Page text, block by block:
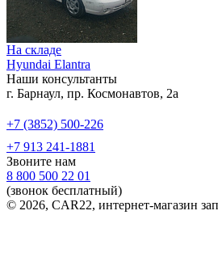
На складе
Hyundai Elantra
Наши консультанты
г. Барнаул, пр. Космонавтов, 2а
+7 (3852) 500-226
+7 913 241-1881
Звоните нам
8 800 500 22 01
(звонок бесплатный)
© 2026, CAR22, интернет-магазин